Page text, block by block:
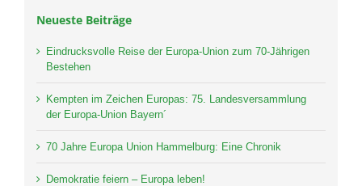
Neueste Beiträge
Eindrucksvolle Reise der Europa-Union zum 70-Jährigen
Bestehen
Kempten im Zeichen Europas: 75. Landesversammlung
der Europa-Union Bayern´
70 Jahre Europa Union Hammelburg: Eine Chronik
Demokratie feiern – Europa leben!